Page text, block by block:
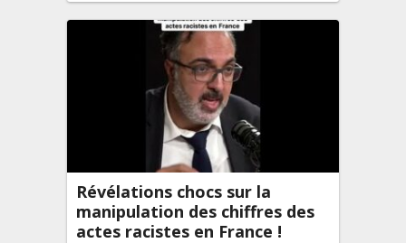
Révélations chocs sur la
manipulation des chiffres des
actes racistes en France !